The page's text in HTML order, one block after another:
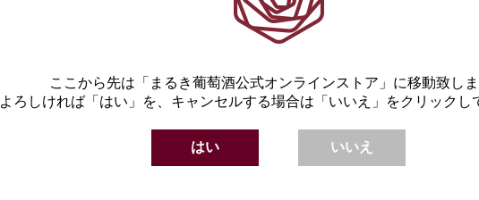
ここから先は「まるき葡萄酒公式オンラインストア」に移動致しま
よろしければ「はい」を、キャンセルする場合は「いいえ」をクリックし
はい いいえ